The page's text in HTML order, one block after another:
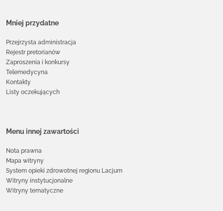
Mniej przydatne
Przejrzysta administracja
Rejestr pretorianów
Zaproszenia i konkursy
Telemedycyna
Kontakty
Listy oczekujących
Menu innej zawartości
Nota prawna
Mapa witryny
System opieki zdrowotnej regionu Lacjum
Witryny instytucjonalne
Witryny tematyczne